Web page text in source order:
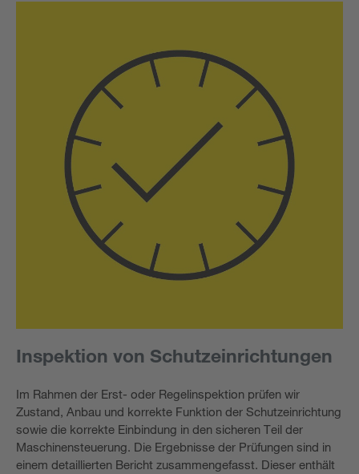
Inspektion von Schutzeinrichtungen
Im Rahmen der Erst- oder Regelinspektion prüfen wir
Zustand, Anbau und korrekte Funktion der Schutzeinrichtung
sowie die korrekte Einbindung in den sicheren Teil der
Maschinensteuerung. Die Ergebnisse der Prüfungen sind in
einem detaillierten Bericht zusammengefasst. Dieser enthält